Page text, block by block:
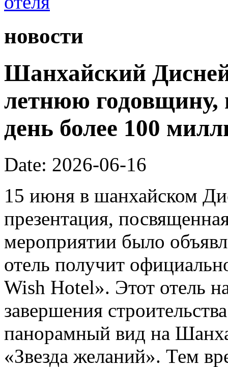
новости
Шанхайский
летнюю годовщину,
день более 100
Date: 2026-06-16
15 июня в шанхайском
презентация,
мероприятии было
отель получит
Wish Hotel». Этот отель
завершения
панорамный вид на
«Звезда желаний». Тем